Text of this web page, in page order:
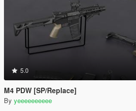
5.0
M4 PDW [SP/Replace]
By yeeeeeeeeee